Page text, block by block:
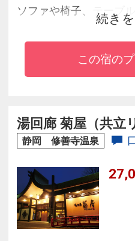
ソファや椅子、テーブ
すべてのワンちゃんに
る造りとなっております
＜おすすめポイント＞
２．ワンちゃんと一緒
けます。
続き
この宿の
湯回廊 菊屋（共立
静岡 修善寺温泉